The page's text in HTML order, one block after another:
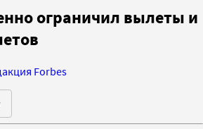
ограничил вылеты и
Forbes